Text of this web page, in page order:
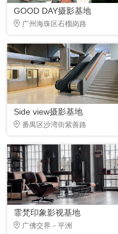
GOOD DAY摄影基地
广州海珠区石榴岗路
Side view摄影基地
番禺区沙湾街紫善路
霏梵印象影视基地
广佛交界－平洲